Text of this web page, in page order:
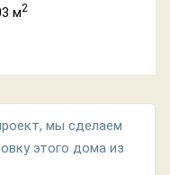
м2
мы сделаем
этого дома из